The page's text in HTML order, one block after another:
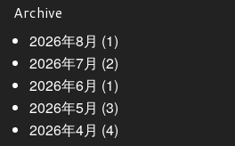
Archive
2026年8月 (1)
2026年7月 (2)
2026年6月 (1)
2026年5月 (3)
2026年4月 (4)